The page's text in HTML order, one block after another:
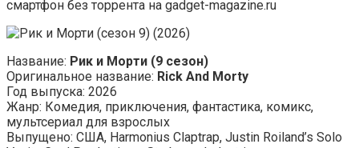
смартфон без торрента на gadget-magazine.ru
Название: Рик и Морти (9 сезон)
Оригинальное название: Rick And Morty
Год выпуска: 2026
Жанр: Комедия, приключения, фантастика, комикс,
мультсериал для взрослых
Выпущено: США, Harmonius Claptrap, Justin Roiland’s Solo